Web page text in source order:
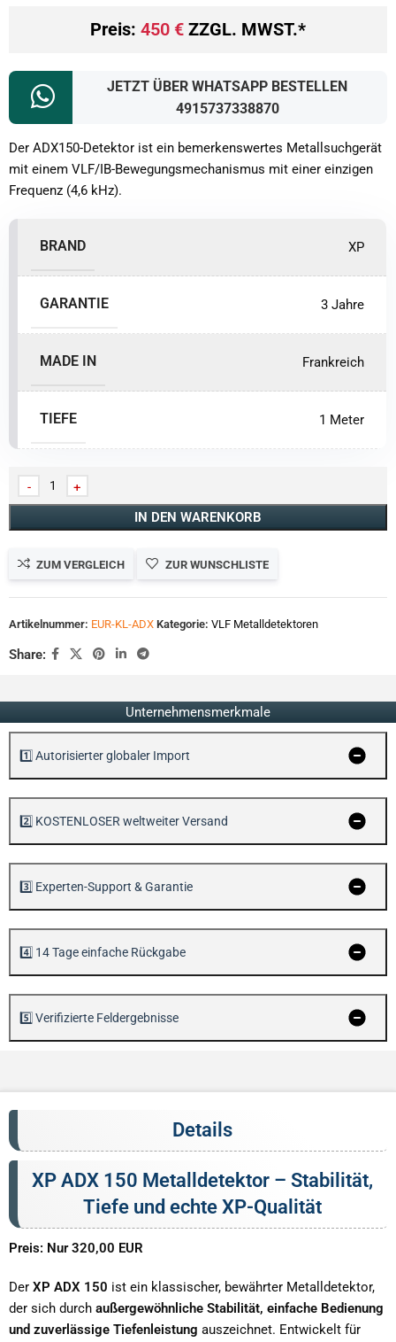
Preis: 450 €ZZGL. MWST.*
JETZT ÜBER WHATSAPP BESTELLEN
4915737338870
Der ADX150-Detektor ist ein bemerkenswertes Metallsuchgerät
mit einem VLF/IB-Bewegungsmechanismus mit einer einzigen
Frequenz (4,6 kHz).
BRAND XP
GARANTIE 3 Jahre
MADE IN Frankreich
TIEFE 1 Meter
IN DEN WARENKORB
ZUM VERGLEICH ZUR WUNSCHLISTE
Artikelnummer: EUR-KL-ADX Kategorie: VLF Metalldetektoren
Share:
Unternehmensmerkmale
1️⃣ Autorisierter globaler Import
2️⃣ KOSTENLOSER weltweiter Versand
3️⃣ Experten-Support & Garantie
4️⃣ 14 Tage einfache Rückgabe
5️⃣ Verifizierte Feldergebnisse
Details
XP ADX 150 Metalldetektor – Stabilität,
Tiefe und echte XP-Qualität
Preis: Nur 320,00 EUR
Der XP ADX 150 ist ein klassischer, bewährter Metalldetektor,
der sich durch außergewöhnliche Stabilität, einfache Bedienung
und zuverlässige Tiefenleistung auszeichnet. Entwickelt für